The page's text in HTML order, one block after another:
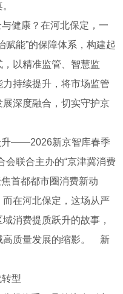
健康？在河北保定，一
赋能”的保障体系，构建起
以精准监管、智慧监
持续提升，将市场监管
深度融合，切实守护京
——2026新京智库春季
会联合主办的“京津冀消费
焦首都都市圈消费新动
在河北保定，这场从严
消费提质跃升的故事，
高质量发展的缩影。 新
型